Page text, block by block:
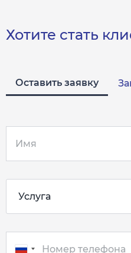
Хотите стать
Оставить заявку